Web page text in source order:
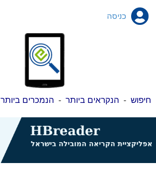
כניסה
חיפוש - הנקראים ביותר - הנמכרים ביותר